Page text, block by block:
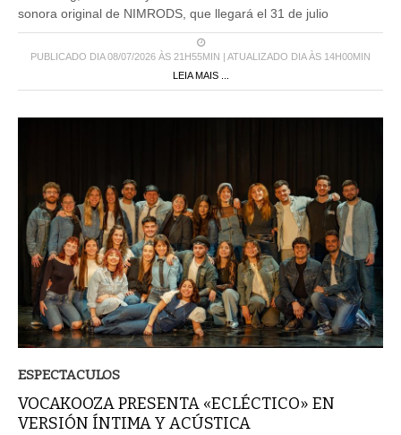
sonora original de NIMRODS, que llegará el 31 de julio
PUBLICADO DIA 08/07/2026 ÀS 21H55MIN | ATUALIZADO DIA ÀS 14H00MIN
LEIA MAIS ...
ESPECTACULOS
VOCAKOOZA PRESENTA «ECLÉCTICO» EN
VERSIÓN ÍNTIMA Y ACÚSTICA